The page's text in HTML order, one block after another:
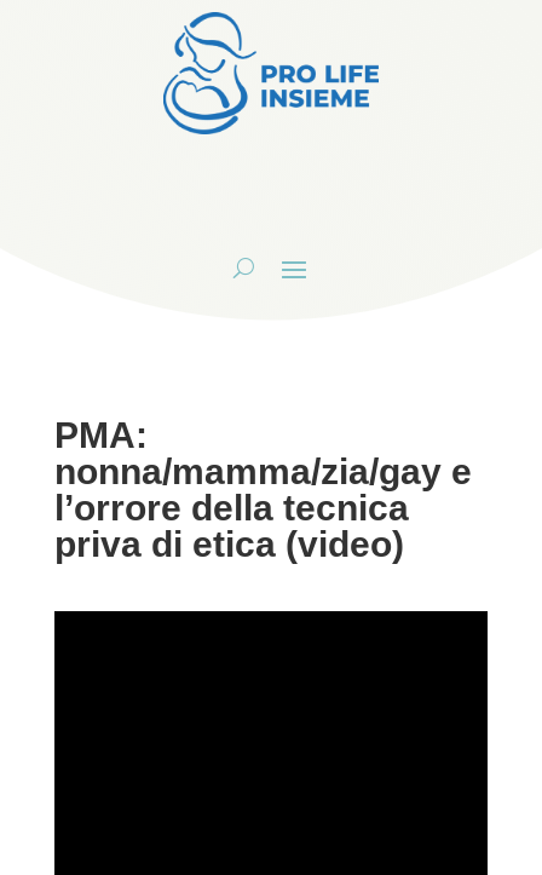
PMA:
nonna/mamma/zia/gay e
l’orrore della tecnica
priva di etica (video)